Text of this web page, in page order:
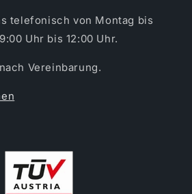
telefonisch von Montag bis
Uhr bis 12:00 Uhr.
Vereinbarung.